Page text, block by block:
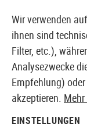
Wir verwenden
ihnen sind
Filter, etc.),
Analysezwecke
Empfehlung)
akzeptieren.
EINSTELLUNGEN